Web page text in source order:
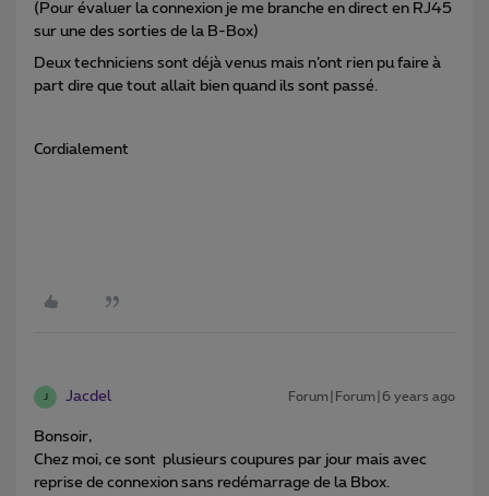
(Pour évaluer la connexion je me branche en direct en RJ45
sur une des sorties de la B-Box)
Deux techniciens sont déjà venus mais n’ont rien pu faire à
part dire que tout allait bien quand ils sont passé.
Cordialement
J Jacdel Forum|Forum|6 years ago
Bonsoir,
Chez moi, ce sont plusieurs coupures par jour mais avec
reprise de connexion sans redémarrage de la Bbox.